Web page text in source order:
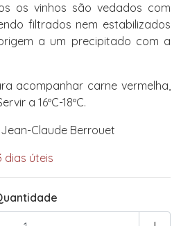
os vinhos são vedados com
filtrados nem estabilizados
a um precipitado com a
acompanhar carne vermelha,
a 16ºC-18ºC.
Jean-Claude Berrouet
dias úteis